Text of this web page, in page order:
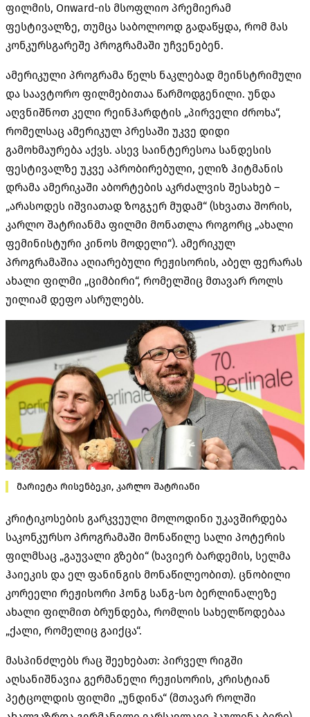
ფილმის, Onward-ის მსოფლიო პრემიერამ
ფესტივალზე, თუმცა საბოლოოდ გადაწყდა, რომ მას
კონკურსგარეშე პროგრამაში უჩვენებენ.
ამერიკული პროგრამა წელს ნაკლებად მეინსტრიმული
და საავტორო ფილმებითაა წარმოდგენილი. უნდა
აღვნიშნოთ კელი რეინჰარდტის „პირველი ძროხა“,
რომელსაც ამერიკულ პრესაში უკვე დიდი
გამოხმაურება აქვს. ასევ საინტერესოა სანდესის
ფესტივალზე უკვე აპრობირებული, ელიზ ჰიტმანის
დრამა ამერიკაში აბორტების აკრძალვის შესახებ –
„არასოდეს იშვიათად ზოგჯერ მუდამ“ (სხვათა შორის,
კარლო შატრიანმა ფილმი მონათლა როგორც „ახალი
ფემინისტური კინოს მოდელი“). ამერიკულ
პროგრამაშია აღიარებული რეჟისორის, აბელ ფერარას
ახალი ფილმი „ციმბირი“, რომელშიც მთავარ როლს
უილიამ დეფო ასრულებს.
მარიეტა რისენბეკი, კარლო შატრიანი
კრიტიკოსების გარკვეული მოლოდინი უკავშირდება
საკონკურსო პროგრამაში მონაწილე სალი პოტერის
ფილმსაც „გაუვალი გზები“ (ხავიერ ბარდემის, სელმა
ჰაიეკის და ელ ფანინგის მონაწილეობით). ცნობილი
კორეელი რეჟისორი ჰონგ სანგ-სო ბერლინალეზე
ახალი ფილმით ბრუნდება, რომლის სახელწოდებაა
„ქალი, რომელიც გაიქცა“.
მასპინძლებს რაც შეეხებათ: პირველ რიგში
აღსანიშნავია გერმანელი რეჟისორის, კრისტიან
პეტცოლდის ფილმი „უნდინა“ (მთავარ როლში